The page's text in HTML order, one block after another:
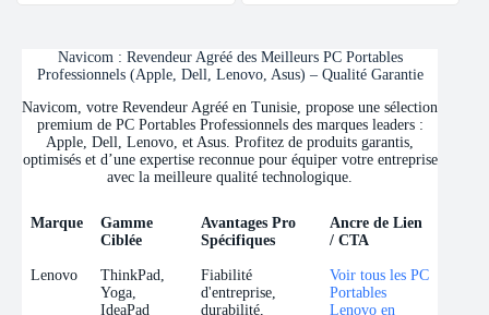
Navicom : Revendeur Agréé des Meilleurs PC Portables
Professionnels (Apple, Dell, Lenovo, Asus) – Qualité Garantie
Navicom, votre Revendeur Agréé en Tunisie, propose une sélection
premium de PC Portables Professionnels des marques leaders :
Apple, Dell, Lenovo, et Asus. Profitez de produits garantis,
optimisés et d’une expertise reconnue pour équiper votre entreprise
avec la meilleure qualité technologique.
Marque
Gamme
Ciblée
Avantages Pro
Spécifiques
Ancre de Lien
/ CTA
Marque
Gamme
Ciblée
Avantages Pro
Spécifiques
Ancre de Lien
/ CTA
Lenovo
ThinkPad,
Yoga,
IdeaPad
Fiabilité
d'entreprise,
durabilité,
Voir tous les PC
Portables
Lenovo en